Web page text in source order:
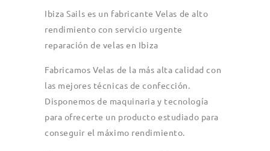
Ibiza Sails es un fabricante Velas de alto
rendimiento con servicio urgente
reparación de velas en Ibiza
Fabricamos Velas de la más alta calidad con
las mejores técnicas de confección.
Disponemos de maquinaria y tecnología
para ofrecerte un producto estudiado para
conseguir el máximo rendimiento.